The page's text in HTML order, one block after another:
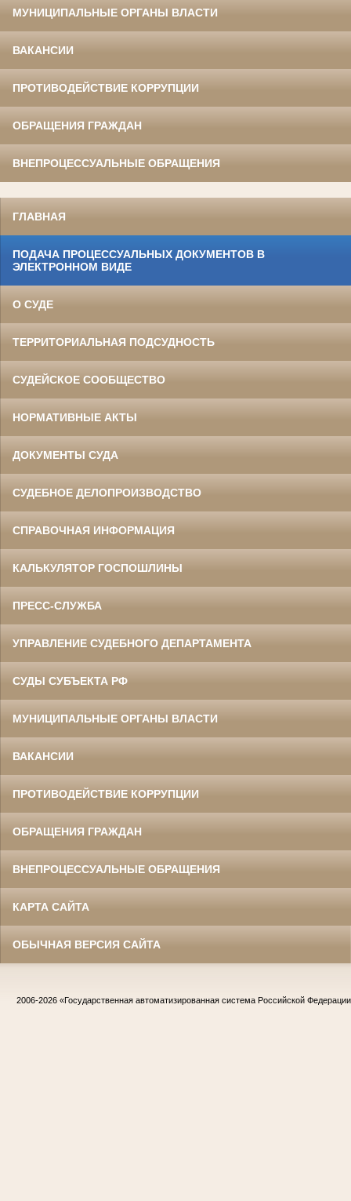
МУНИЦИПАЛЬНЫЕ ОРГАНЫ ВЛАСТИ
ВАКАНСИИ
ПРОТИВОДЕЙСТВИЕ КОРРУПЦИИ
ОБРАЩЕНИЯ ГРАЖДАН
ВНЕПРОЦЕССУАЛЬНЫЕ ОБРАЩЕНИЯ
ГЛАВНАЯ
ПОДАЧА ПРОЦЕССУАЛЬНЫХ ДОКУМЕНТОВ В
ЭЛЕКТРОННОМ ВИДЕ
О СУДЕ
ТЕРРИТОРИАЛЬНАЯ ПОДСУДНОСТЬ
СУДЕЙСКОЕ СООБЩЕСТВО
НОРМАТИВНЫЕ АКТЫ
ДОКУМЕНТЫ СУДА
СУДЕБНОЕ ДЕЛОПРОИЗВОДСТВО
СПРАВОЧНАЯ ИНФОРМАЦИЯ
КАЛЬКУЛЯТОР ГОСПОШЛИНЫ
ПРЕСС-СЛУЖБА
УПРАВЛЕНИЕ СУДЕБНОГО ДЕПАРТАМЕНТА
СУДЫ СУБЪЕКТА РФ
МУНИЦИПАЛЬНЫЕ ОРГАНЫ ВЛАСТИ
ВАКАНСИИ
ПРОТИВОДЕЙСТВИЕ КОРРУПЦИИ
ОБРАЩЕНИЯ ГРАЖДАН
ВНЕПРОЦЕССУАЛЬНЫЕ ОБРАЩЕНИЯ
КАРТА САЙТА
ОБЫЧНАЯ ВЕРСИЯ САЙТА
2006-2026 «Государственная автоматизированная система Российской